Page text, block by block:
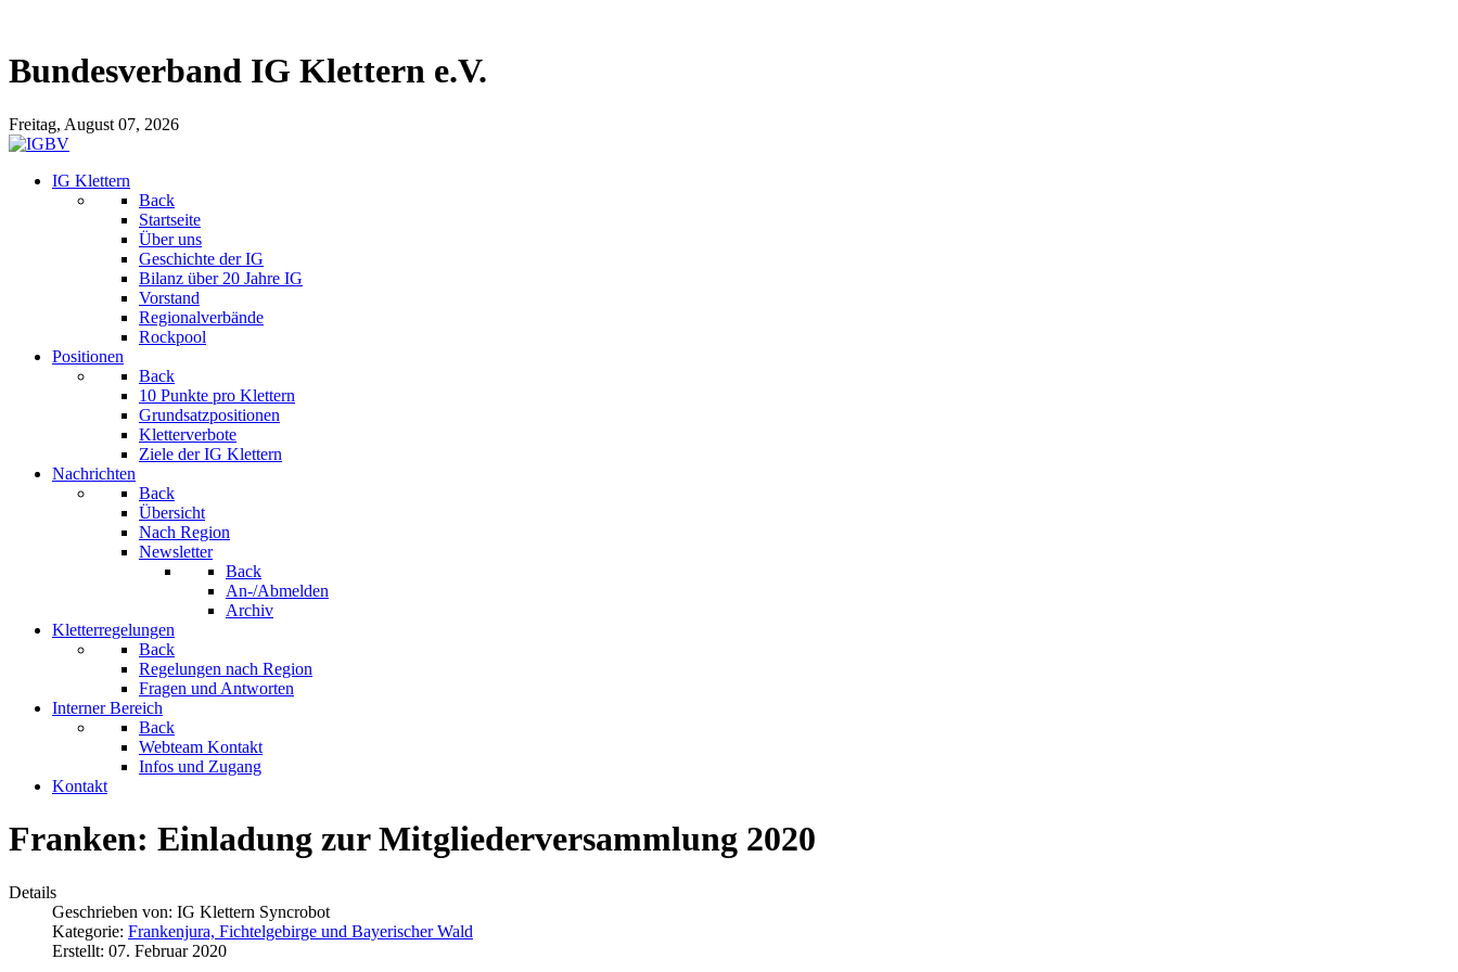
Bundesverband IG Klettern e.V.
Freitag, August 07, 2026
IG Klettern
Back
Startseite
Über uns
Geschichte der IG
Bilanz über 20 Jahre IG
Vorstand
Regionalverbände
Rockpool
Positionen
Back
10 Punkte pro Klettern
Grundsatzpositionen
Kletterverbote
Ziele der IG Klettern
Nachrichten
Back
Übersicht
Nach Region
Newsletter
Back
An-/Abmelden
Archiv
Kletterregelungen
Back
Regelungen nach Region
Fragen und Antworten
Interner Bereich
Back
Webteam Kontakt
Infos und Zugang
Kontakt
Franken: Einladung zur Mitgliederversammlung 2020
Details
Geschrieben von: IG Klettern Syncrobot
Kategorie: Frankenjura, Fichtelgebirge und Bayerischer Wald
Erstellt: 07. Februar 2020